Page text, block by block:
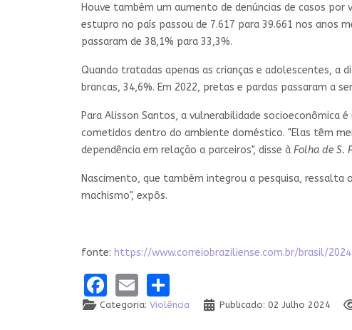
Houve também um aumento de denúncias de casos
estupro no país passou de 7.617 para 39.661 nos anos
passaram de 38,1% para 33,3%.
Quando tratadas apenas as crianças e adolescentes, a
brancas, 34,6%. Em 2022, pretas e pardas passaram a
Para Alisson Santos, a vulnerabilidade socioeconômica
cometidos dentro do ambiente doméstico. "Elas têm
dependência em relação a parceiros", disse à Folha de S.
Nascimento, que também integrou a pesquisa,
machismo", expôs.
fonte: https://www.correiobraziliense.com.br/brasil/
Facebook
Email
Categoria:Violência Publicado: 02 Julho 2024